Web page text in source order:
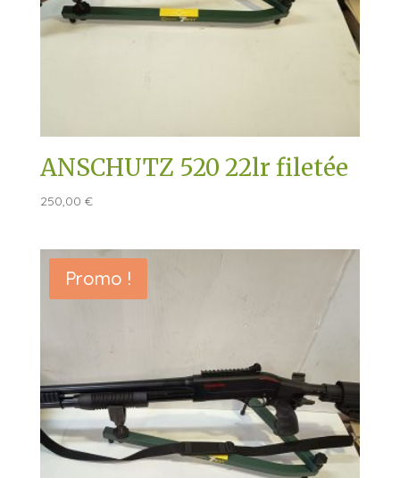
ANSCHUTZ 520 22lr filetée
250,00 €
Promo !